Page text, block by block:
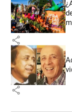
share
share